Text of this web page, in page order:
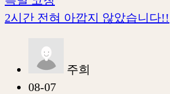
2시간 전혀 아깝지 않았습니다!!
주희
08-07